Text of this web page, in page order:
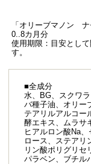
「オリーブマノン
0..8カ月分
使用期限：目安とし
す。
■全成分
水、BG、スクワ
バ種子油、オリー
テアリルアルコー
酵エキス、ムラサ
ヒアルロン酸Na
ロース、ステアリ
リン酸ポリグリセ
パラベン、ブチル